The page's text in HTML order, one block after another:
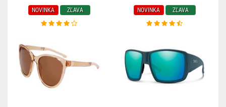
NOVINKA ZĽAVA NOVINKA ZĽAVA